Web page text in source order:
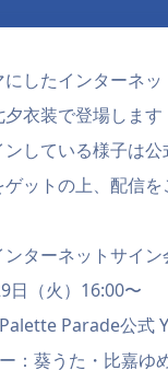
したインターネッ
衣装で登場します
している様子は公
ットの上、配信を
ンターネットサイン
日（火）16:00〜
Parade公式
：葵うた・比嘉ゆ